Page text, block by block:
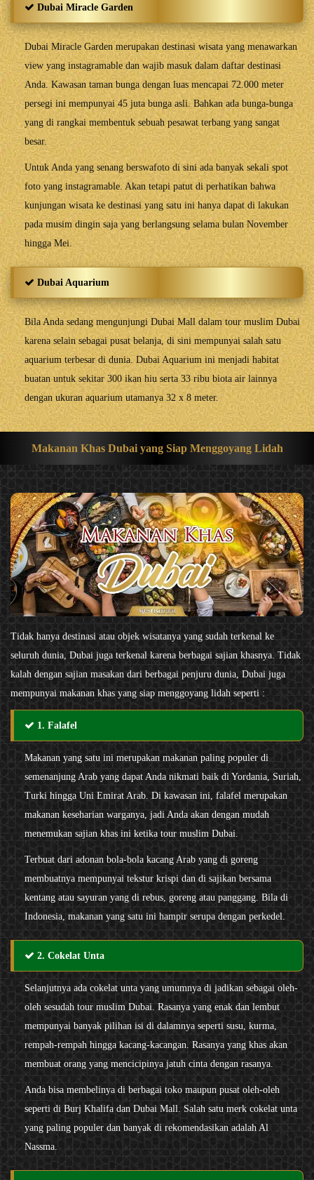
Dubai Miracle Garden
Dubai Miracle Garden merupakan destinasi wisata yang menawarkan
view yang instagramable dan wajib masuk dalam daftar destinasi
Anda. Kawasan taman bunga dengan luas mencapai 72.000 meter
persegi ini mempunyai 45 juta bunga asli. Bahkan ada bunga-bunga
yang di rangkai membentuk sebuah pesawat terbang yang sangat
besar.
Untuk Anda yang senang berswafoto di sini ada banyak sekali spot
foto yang instagramable. Akan tetapi patut di perhatikan bahwa
kunjungan wisata ke destinasi yang satu ini hanya dapat di lakukan
pada musim dingin saja yang berlangsung selama bulan November
hingga Mei.
Dubai Aquarium
Bila Anda sedang mengunjungi Dubai Mall dalam tour muslim Dubai
karena selain sebagai pusat belanja, di sini mempunyai salah satu
aquarium terbesar di dunia. Dubai Aquarium ini menjadi habitat
buatan untuk sekitar 300 ikan hiu serta 33 ribu biota air lainnya
dengan ukuran aquarium utamanya 32 x 8 meter.
Makanan Khas Dubai yang Siap Menggoyang Lidah
Tidak hanya destinasi atau objek wisatanya yang sudah terkenal ke
seluruh dunia, Dubai juga terkenal karena berbagai sajian khasnya. Tidak
kalah dengan sajian masakan dari berbagai penjuru dunia, Dubai juga
mempunyai makanan khas yang siap menggoyang lidah seperti :
1. Falafel
Makanan yang satu ini merupakan makanan paling populer di
semenanjung Arab yang dapat Anda nikmati baik di Yordania, Suriah,
Turki hingga Uni Emirat Arab. Di kawasan ini, falafel merupakan
makanan keseharian warganya, jadi Anda akan dengan mudah
menemukan sajian khas ini ketika tour muslim Dubai.
Terbuat dari adonan bola-bola kacang Arab yang di goreng
membuatnya mempunyai tekstur krispi dan di sajikan bersama
kentang atau sayuran yang di rebus, goreng atau panggang. Bila di
Indonesia, makanan yang satu ini hampir serupa dengan perkedel.
2. Cokelat Unta
Selanjutnya ada cokelat unta yang umumnya di jadikan sebagai oleh-
oleh sesudah tour muslim Dubai. Rasanya yang enak dan lembut
mempunyai banyak pilihan isi di dalamnya seperti susu, kurma,
rempah-rempah hingga kacang-kacangan. Rasanya yang khas akan
membuat orang yang mencicipinya jatuh cinta dengan rasanya.
Anda bisa membelinya di berbagai toko maupun pusat oleh-oleh
seperti di Burj Khalifa dan Dubai Mall. Salah satu merk cokelat unta
yang paling populer dan banyak di rekomendasikan adalah Al
Nassma.